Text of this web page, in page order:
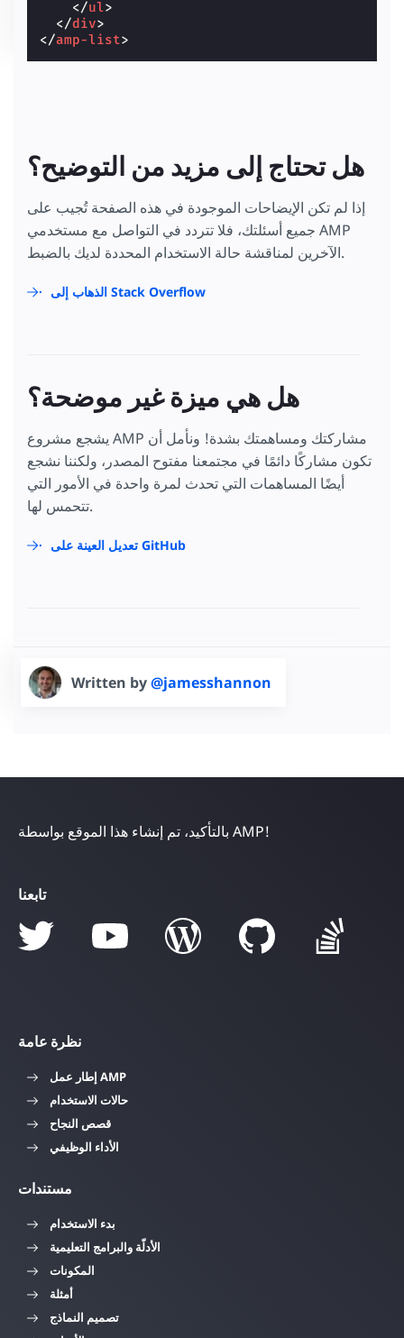
</ul>
</div>
</amp-list>
هل تحتاج إلى مزيد من التوضيح؟
إذا لم تكن الإيضاحات الموجودة في هذه الصفحة تُجيب على
جميع أسئلتك، فلا تتردد في التواصل مع مستخدمي AMP
الآخرين لمناقشة حالة الاستخدام المحددة لديك بالضبط.
الذهاب إلى Stack Overflow
هل هي ميزة غير موضحة؟
يشجع مشروع AMP مشاركتك ومساهمتك بشدة! ونأمل أن
تكون مشاركًا دائمًا في مجتمعنا مفتوح المصدر، ولكننا نشجع
أيضًا المساهمات التي تحدث لمرة واحدة في الأمور التي
تتحمس لها.
تعديل العينة على GitHub
Written by@jamesshannon
بالتأكيد، تم إنشاء هذا الموقع بواسطة AMP!
تابعنا
نظرة عامة
إطار عمل AMP
حالات الاستخدام
قصص النجاح
الأداء الوظيفي
مستندات
بدء الاستخدام
الأدلّة والبرامج التعليمية
المكونات
أمثلة
تصميم النماذج